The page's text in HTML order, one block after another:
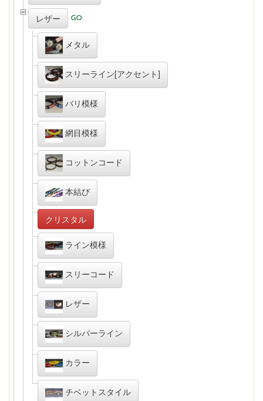
レザー
メタル
スリーライン[アクセント]
バリ模様
網目模様
コットンコード
本結び
クリスタル
ライン模様
スリーコード
レザー
シルバーライン
カラー
チベットスタイル